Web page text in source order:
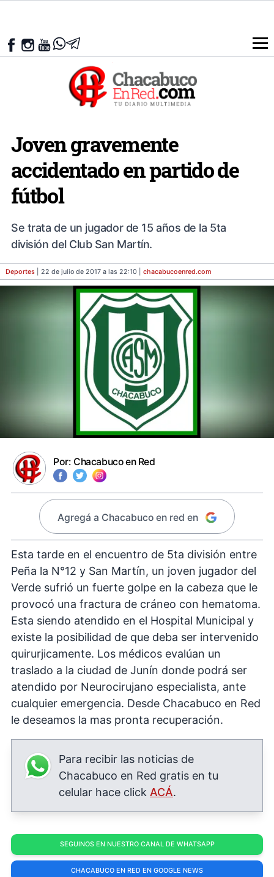
Joven gravemente
accidentado en partido de
fútbol
Se trata de un jugador de 15 años de la 5ta
división del Club San Martín.
Deportes | 22 de julio de 2017 a las 22:10 | chacabucoenred.com
Por: Chacabuco en Red
Agregá a Chacabuco en red en
Esta tarde en el encuentro de 5ta división entre
Peña la N°12 y San Martín, un joven jugador del
Verde sufrió un fuerte golpe en la cabeza que le
provocó una fractura de cráneo con hematoma.
Esta siendo atendido en el Hospital Municipal y
existe la posibilidad de que deba ser intervenido
quirurjicamente. Los médicos evalúan un
traslado a la ciudad de Junín donde podrá ser
atendido por Neurocirujano especialista, ante
cualquier emergencia. Desde Chacabuco en Red
le deseamos la mas pronta recuperación.
Para recibir las noticias de
Chacabuco en Red gratis en tu
celular hace click ACÁ.
SEGUINOS EN NUESTRO CANAL DE WHATSAPP
CHACABUCO EN RED EN GOOGLE NEWS